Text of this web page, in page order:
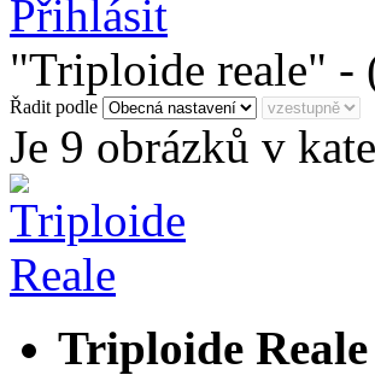
"Triploide reale" -
Řadit podle
Je 9 obrázků v
Triploide Reale